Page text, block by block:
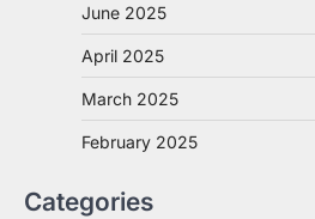
June 2025
April 2025
March 2025
February 2025
Categories